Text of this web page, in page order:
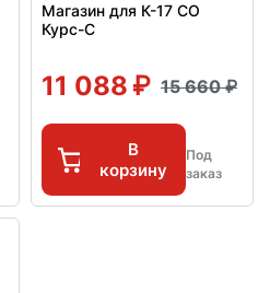
Магазин для К-17 СО
Курс-С
11 088 15 660
В
корзину
Под
заказ